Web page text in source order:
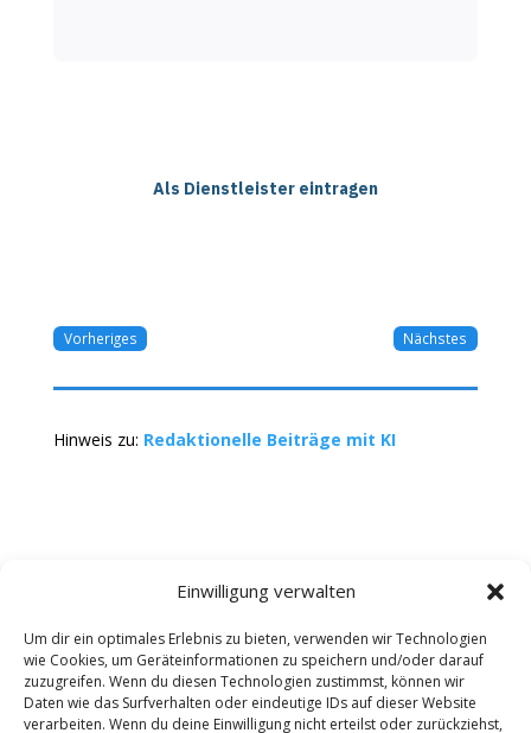
Einwilligung verwalten
Um dir ein optimales Erlebnis zu bieten, verwenden wir Technologien
wie Cookies, um Geräteinformationen zu speichern und/oder darauf
zuzugreifen. Wenn du diesen Technologien zustimmst, können wir
Daten wie das Surfverhalten oder eindeutige IDs auf dieser Website
verarbeiten. Wenn du deine Einwilligung nicht erteilst oder zurückziehst,
Als Dienstleister eintragen
Vorheriges Nächstes
Hinweis zu: Redaktionelle Beiträge mit KI
Kontakt Impressum
Datenschutz
Werbung buchen
AGB